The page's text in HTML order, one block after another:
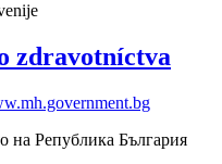
zdravotníctva
на Република България